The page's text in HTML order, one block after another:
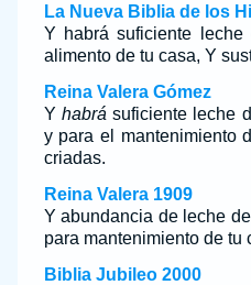
La Nueva Biblia de los
Y habrá suficiente
alimento de tu casa, Y
Reina Valera Gómez
Y habrá suficiente leche
y para el mantenimiento
criadas.
Reina Valera 1909
Y abundancia de leche
para mantenimiento de tu
Biblia Jubileo 2000